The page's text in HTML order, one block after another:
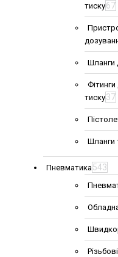
тиску67
Шланги
тиску37
Шланги
Пневматика543